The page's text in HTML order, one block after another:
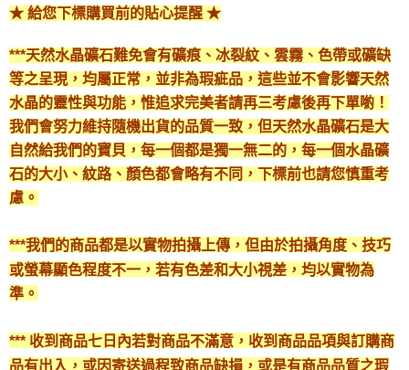
★ 給您下標購買前的貼心提醒 ★
***天然水晶礦石難免會有礦痕、冰裂紋、雲霧、色帶或礦缺
等之呈現，均屬正常，並非為瑕疵品，這些並不會影響天然
水晶的靈性與功能，惟追求完美者請再三考慮後再下單喲！
我們會努力維持隨機出貨的品質一致，但天然水晶礦石是大
自然給我們的寶貝，每一個都是獨一無二的，每一個水晶礦
石的大小、紋路、顏色都會略有不同，下標前也請您慎重考
慮。
***我們的商品都是以實物拍攝上傳，但由於拍攝角度、技巧
或螢幕顯色程度不一，若有色差和大小視差，均以實物為
準。
*** 收到商品七日內若對商品不滿意，收到商品品項與訂購商
品有出入，或因寄送過程致商品缺損，或是有商品品質之瑕